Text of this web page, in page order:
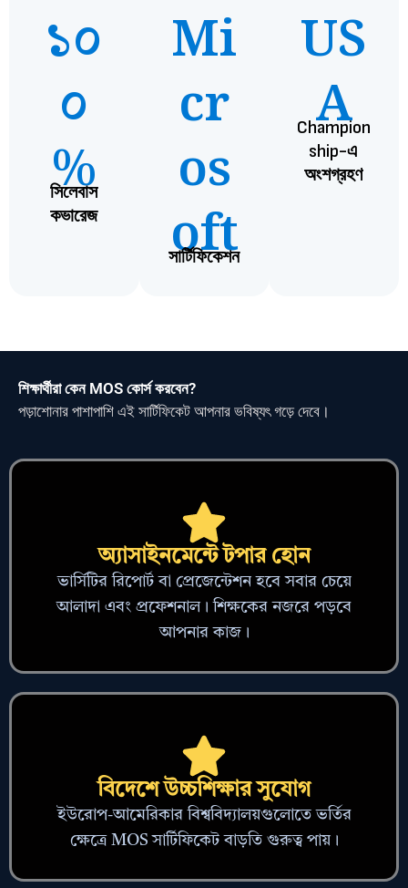
১০
০
%
সিলেবাস
কভারেজ
Mi
cr
os
oft
সার্টিফিকেশন
US
A
Champion
ship-এ
অংশগ্রহণ
শিক্ষার্থীরা কেন MOS কোর্স করবেন?
পড়াশোনার পাশাপাশি এই সার্টিফিকেট আপনার ভবিষ্যৎ গড়ে দেবে।
অ্যাসাইনমেন্টে টপার হোন
ভার্সিটির রিপোর্ট বা প্রেজেন্টেশন হবে সবার চেয়ে
আলাদা এবং প্রফেশনাল। শিক্ষকের নজরে পড়বে
আপনার কাজ।
বিদেশে উচ্চশিক্ষার সুযোগ
ইউরোপ-আমেরিকার বিশ্ববিদ্যালয়গুলোতে ভর্তির
ক্ষেত্রে MOS সার্টিফিকেট বাড়তি গুরুত্ব পায়।